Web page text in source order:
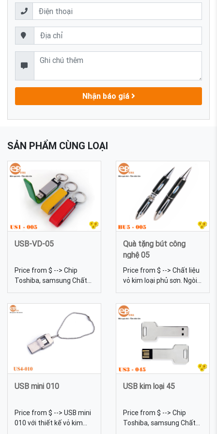
Nhận báo giá
SẢN PHẨM CÙNG LOẠI
USB-VD-05
Price from $ --> Chip
Toshiba, samsung Chất
liệu Da Dung lượng 4gb,
Kích thước 6.5*2.0*1.6cm
Màu sắc Đa dạng, được
tự chọn màu sắc Quy
cách In ép nhũ, in lưới, dập
chìm USB da 05 - sản xuất
tặng khách hàng
Quà tặng bút công
nghệ 05
Price from $ --> Chất liệu
vỏ kim loại phủ sơn. Ngòi
bi. Dung lượng 2gb, 4gb,
Màu sắc Đa dạng, được
tự chọn màu sắc Quà
tặng bút công nghệ 05
USB mini 010
Price from $ --> USB mini
010 với thiết kế vỏ kim
USB kim loại 45
Price from $ --> Chip
Toshiba, samsung Chất